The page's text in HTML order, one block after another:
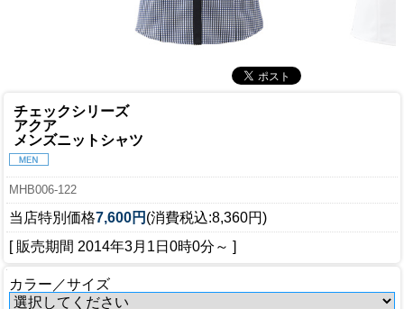
チェックシリーズ
アクア
メンズニットシャツ
MHB006-122
当店特別価格7,600円 (消費税込:8,360円)
[ 販売期間 2014年3月1日0時0分 ～ ]
カラー／サイズ